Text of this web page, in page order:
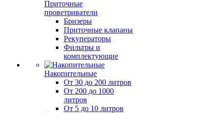
Приточные
проветриватели
Бризеры
Приточные клапаны
Рекуператоры
Фильтры и
комплектующие
Накопительные
От 30 до 200 литров
От 200 до 1000
литров
От 5 до 10 литров